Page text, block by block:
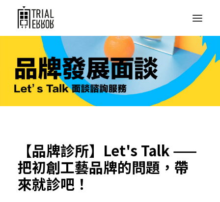
【品牌診所】 Let's Talk ——
把初創工藝品牌的問題，帶
來就診吧！